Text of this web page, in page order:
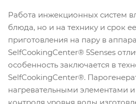
Работа инжекционных систем
блюда, но и на технику и срок
приготовления на пару в
SelfCookingCenter® 5Senses
особенность заключается в
SelfCookingCenter®.
нагревательными элементами и